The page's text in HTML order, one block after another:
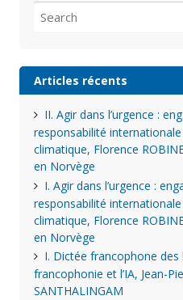
for:
Articles récents
II. Agir dans l’urgence :
responsabilité
climatique, Florence
en Norvège
I. Agir dans l’urgence :
responsabilité
climatique, Florence
en Norvège
I. Dictée francophone des
francophonie et l’IA, Jean-
SANTHALINGAM